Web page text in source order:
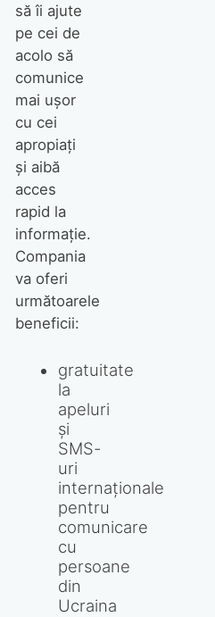
să îi ajute
pe cei de
acolo să
comunice
mai uşor
cu cei
apropiaţi
şi aibă
acces
rapid la
informaţie.
Compania
va oferi
următoarele
beneficii:
gratuitate
la
apeluri
şi
SMS-
uri
internaţionale
pentru
comunicare
cu
persoane
din
Ucraina